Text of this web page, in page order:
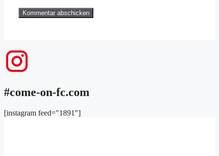
#come-on-fc.com
[instagram feed="1891"]